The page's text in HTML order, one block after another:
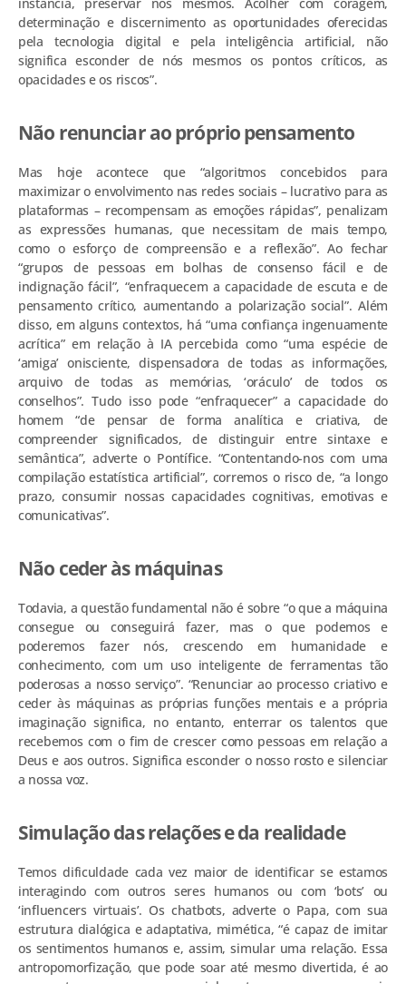
instância, preservar nós mesmos. Acolher com coragem,
determinação e discernimento as oportunidades oferecidas
pela tecnologia digital e pela inteligência artificial, não
significa esconder de nós mesmos os pontos críticos, as
opacidades e os riscos”.
Não renunciar ao próprio pensamento
Mas hoje acontece que “algoritmos concebidos para
maximizar o envolvimento nas redes sociais – lucrativo para as
plataformas – recompensam as emoções rápidas”, penalizam
as expressões humanas, que necessitam de mais tempo,
como o esforço de compreensão e a reflexão”. Ao fechar
“grupos de pessoas em bolhas de consenso fácil e de
indignação fácil”, “enfraquecem a capacidade de escuta e de
pensamento crítico, aumentando a polarização social”. Além
disso, em alguns contextos, há “uma confiança ingenuamente
acrítica” em relação à IA percebida como “uma espécie de
‘amiga’ onisciente, dispensadora de todas as informações,
arquivo de todas as memórias, ‘oráculo’ de todos os
conselhos”. Tudo isso pode “enfraquecer” a capacidade do
homem “de pensar de forma analítica e criativa, de
compreender significados, de distinguir entre sintaxe e
semântica”, adverte o Pontífice. “Contentando-nos com uma
compilação estatística artificial”, corremos o risco de, “a longo
prazo, consumir nossas capacidades cognitivas, emotivas e
comunicativas”.
Não ceder às máquinas
Todavia, a questão fundamental não é sobre “o que a máquina
consegue ou conseguirá fazer, mas o que podemos e
poderemos fazer nós, crescendo em humanidade e
conhecimento, com um uso inteligente de ferramentas tão
poderosas a nosso serviço”. “Renunciar ao processo criativo e
ceder às máquinas as próprias funções mentais e a própria
imaginação significa, no entanto, enterrar os talentos que
recebemos com o fim de crescer como pessoas em relação a
Deus e aos outros. Significa esconder o nosso rosto e silenciar
a nossa voz.
Simulação das relações e da realidade
Temos dificuldade cada vez maior de identificar se estamos
interagindo com outros seres humanos ou com ‘bots’ ou
‘influencers virtuais’. Os chatbots, adverte o Papa, com sua
estrutura dialógica e adaptativa, mimética, “é capaz de imitar
os sentimentos humanos e, assim, simular uma relação. Essa
antropomorfização, que pode soar até mesmo divertida, é ao